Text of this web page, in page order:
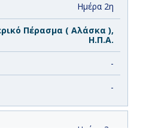
Ημέρα 2η
Πέρασμα ( Αλάσκα ),
Η.Π.Α.
-
-
Ημέρα 3η